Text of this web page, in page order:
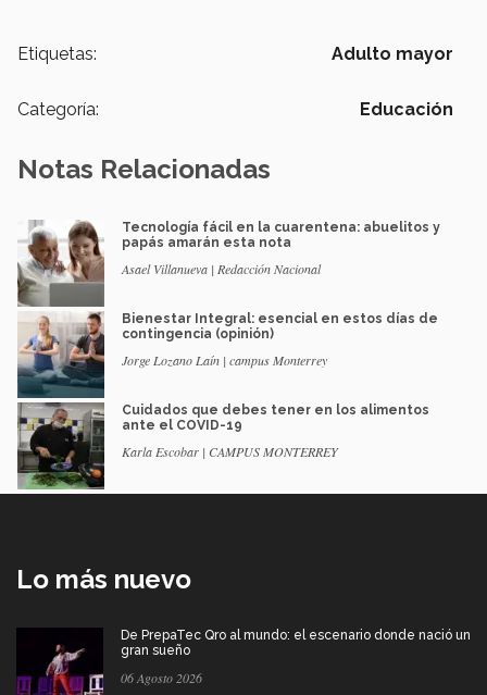
Etiquetas: Adulto mayor
Categoría: Educación
Notas Relacionadas
Tecnología fácil en la cuarentena: abuelitos y
papás amarán esta nota
Asael Villanueva | Redacción Nacional
Bienestar Integral: esencial en estos días de
contingencia (opinión)
Jorge Lozano Laín | campus Monterrey
Cuidados que debes tener en los alimentos
ante el COVID-19
Karla Escobar | CAMPUS MONTERREY
Lo más nuevo
De PrepaTec Qro al mundo: el escenario donde nació un
gran sueño
06 Agosto 2026